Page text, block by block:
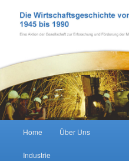
Home Über Uns
Industrie